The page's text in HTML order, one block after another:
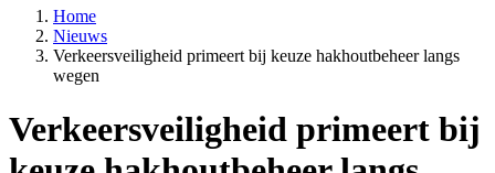
Home
Nieuws
Verkeersveiligheid primeert bij keuze hakhoutbeheer langs
wegen
Verkeersveiligheid primeert bij